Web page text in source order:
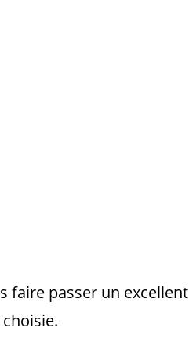
faire passer un excellent